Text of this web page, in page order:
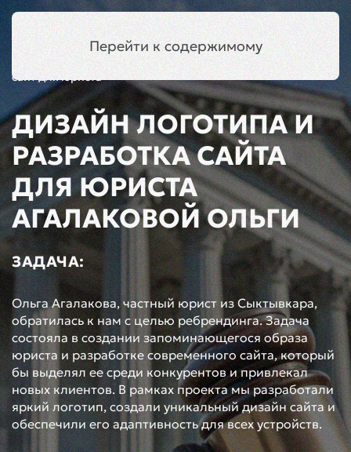
Перейти к содержимому
сайт для юриста
ДИЗАЙН ЛОГОТИПА И
РАЗРАБОТКА САЙТА
ДЛЯ ЮРИСТА
АГАЛАКОВОЙ ОЛЬГИ
ЗАДАЧА:
Ольга Агалакова, частный юрист из Сыктывкара,
обратилась к нам с целью ребрендинга. Задача
состояла в создании запоминающегося образа
юриста и разработке современного сайта, который
бы выделял ее среди конкурентов и привлекал
новых клиентов. В рамках проекта мы разработали
яркий логотип, создали уникальный дизайн сайта и
обеспечили его адаптивность для всех устройств.